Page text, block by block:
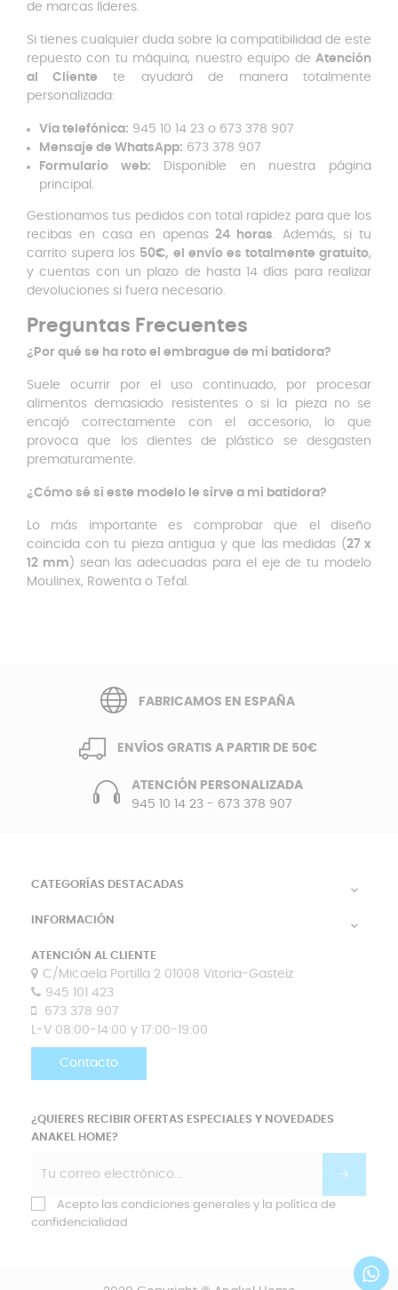
de marcas líderes.
Si tienes cualquier duda sobre la compatibilidad de este
repuesto con tu máquina, nuestro equipo de Atención
al Cliente te ayudará de manera totalmente
personalizada:
Vía telefónica: 945 10 14 23 o 673 378 907
Mensaje de WhatsApp: 673 378 907
Formulario web: Disponible en nuestra página
principal.
Gestionamos tus pedidos con total rapidez para que los
recibas en casa en apenas24 horas. Además, si tu
carrito supera los 50€, el envío es totalmente gratuito,
y cuentas con un plazo de hasta 14 días para realizar
devoluciones si fuera necesario.
Preguntas Frecuentes
¿Por qué se ha roto el embrague de mi batidora?
Suele ocurrir por el uso continuado, por procesar
alimentos demasiado resistentes o si la pieza no se
encajó correctamente con el accesorio, lo que
provoca que los dientes de plástico se desgasten
prematuramente.
¿Cómo sé si este modelo le sirve a mi batidora?
Lo más importante es comprobar que el diseño
coincida con tu pieza antigua y que las medidas (27 x
12 mm ) sean las adecuadas para el eje de tu modelo
Moulinex, Rowenta o Tefal.
FABRICAMOS EN ESPAÑA
ENVÍOS GRATIS A PARTIR DE 50€
ATENCIÓN PERSONALIZADA
945 10 14 23- 673 378 907
CATEGORÍAS DESTACADAS 
INFORMACIÓN 
ATENCIÓN AL CLIENTE
C/Micaela Portilla 2 01008 Vitoria-Gasteiz
945 101 423
673 378 907
L-V 08:00-14:00 y 17:00-19:00
Contacto
¿QUIERES RECIBIR OFERTAS ESPECIALES Y NOVEDADES
ANAKEL HOME?
Acepto las condiciones generales y la política de
confidencialidad